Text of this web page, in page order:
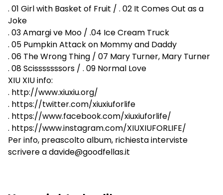
. 01 Girl with Basket of Fruit / . 02 It Comes Out as a
Joke
. 03 Amargi ve Moo / .04 Ice Cream Truck
. 05 Pumpkin Attack on Mommy and Daddy
. 06 The Wrong Thing / 07 Mary Turner, Mary Turner
. 08 Scisssssssors / . 09 Normal Love
XIU XIU info:
. http://www.xiuxiu.org/
. https://twitter.com/xiuxiuforlife
. https://www.facebook.com/xiuxiuforlife/
. https://www.instagram.com/XIUXIUFORLIFE/
Per info, preascolto album, richiesta interviste
scrivere adavide@goodfellas.it